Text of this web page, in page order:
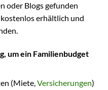
oder Blogs gefunden
erhältlich und
um ein Familienbudget
(Miete,Versicherungen)